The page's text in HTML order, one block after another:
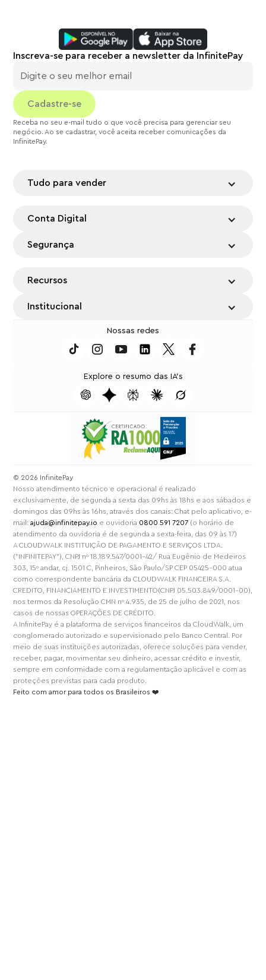
Tudo para vender
Conta Digital
Segurança
Recursos
Institucional
Inscreva-se para receber a newsletter da InfinitePay
Receba no seu e-mail tudo o que você precisa para gerenciar seu
negócio. Ao se cadastrar, você aceita receber comunicações da
InfinitePay.
Nossas redes
Explore o resumo das IA's
⁠© 2026 InfinitePay
Nosso atendimento técnico e operacional é realizado
exclusivamente, de segunda a sexta das 09hs às 18hs e aos sábados e
domingos das 09hs às 16hs, através dos canais: Chat pelo aplicativo, e-
mail:ajuda@infinitepay.io e ouvidoria 0800 591 7207 (o horário de
atendimento da ouvidoria é de segunda a sexta-feira, das 09 às 17)
A CLOUDWALK INSTITUIÇÃO DE PAGAMENTO E SERVIÇOS LTDA.
("INFINITEPAY"), CNPJ nº 18.189.547/0001-42/ Rua Eugênio de Medeiros
303, 15º andar, cj. 1501 C, Pinheiros, São Paulo/SP CEP 05425-000 atua
como correspondente bancária da CLOUDWALK FINANCEIRA S.A.
CREDITO, FINANCIAMENTO E INVESTIMENTO(CNPJ 05.503.849/0001-00),
nos termos da Resolução CMN nº 4.935, de 25 de julho de 2021, nos
casos de nossas OPERAÇÕES DE CRÉDITO.
A InfinitePay é a plataforma de serviços financeiros da CloudWalk, um
conglomerado autorizado e supervisionado pelo Banco Central. Por
meio de suas instituições autorizadas, oferece soluções para vender,
receber, pagar, movimentar seu dinheiro, acessar crédito e investir,
sempre em conformidade com a regulamentação aplicável e com as
proteções previstas para cada produto.
Feito com amor para todos os Brasileiros ❤️